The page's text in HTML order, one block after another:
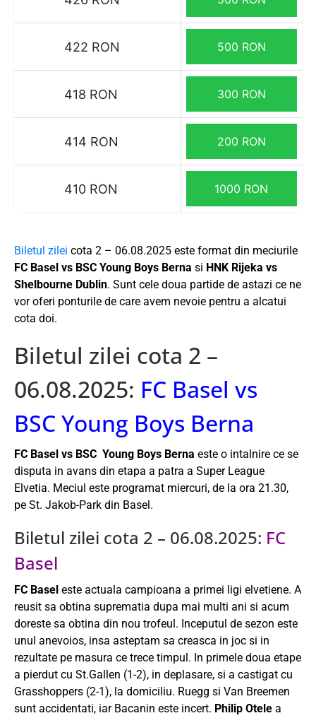
422 RON 500 RON
418 RON 300 RON
414 RON 200 RON
410 RON 1000 RON
Biletul zilei cota 2 – 06.08.2025 este format din meciurile
FC Basel vs BSC Young Boys Berna si HNK Rijeka vs
Shelbourne Dublin. Sunt cele doua partide de astazi ce ne
vor oferi ponturile de care avem nevoie pentru a alcatui
cota doi.
Biletul zilei cota 2 –
06.08.2025: FC Basel vs
BSC Young Boys Berna
FC Basel vs BSC Young Boys Berna este o intalnire ce se
disputa in avans din etapa a patra a Super League
Elvetia. Meciul este programat miercuri, de la ora 21.30,
pe St. Jakob-Park din Basel.
Biletul zilei cota 2 – 06.08.2025: FC
Basel
FC Basel este actuala campioana a primei ligi elvetiene. A
reusit sa obtina suprematia dupa mai multi ani si acum
doreste sa obtina din nou trofeul. Inceputul de sezon este
unul anevoios, insa asteptam sa creasca in joc si in
rezultate pe masura ce trece timpul. In primele doua etape
a pierdut cu St.Gallen (1-2), in deplasare, si a castigat cu
Grasshoppers (2-1), la domiciliu. Ruegg si Van Breemen
sunt accidentati, iar Bacanin este incert. Philip Otele a